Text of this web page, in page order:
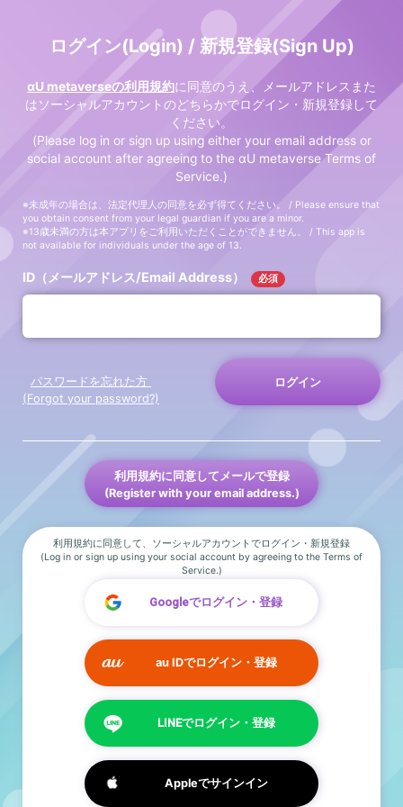
ログイン(Login) / 新規登録(Sign Up)
αU metaverseの利用規約に同意のうえ、メールアドレスまた
はソーシャルアカウントのどちらかでログイン・新規登録して
ください。
(Please log in or sign up using either your email address or
social account after agreeing to the αU metaverse Terms of
Service.)
※未成年の場合は、法定代理人の同意を必ず得てください。 / Please ensure that
you obtain consent from your legal guardian if you are a minor.
※13歳未満の方は本アプリをご利用いただくことができません。 / This app is
not available for individuals under the age of 13.
ID（メールアドレス/Email Address） 必須
ログイン
パスワードを忘れた方
(Forgot your password?)
利用規約に同意してメールで登録
(Register with your email address.)
利用規約に同意して、ソーシャルアカウントでログイン・新規登録
(Log in or sign up using your social account by agreeing to the Terms of
Service.)
Googleでログイン・登録
au IDでログイン・登録
LINEでログイン・登録
Appleでサインイン